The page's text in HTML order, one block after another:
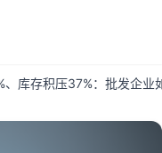
、库存积压37%：批发企